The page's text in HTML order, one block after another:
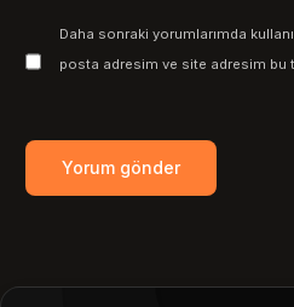
Daha sonraki yorumlarımda
posta adresim ve site adresim bu